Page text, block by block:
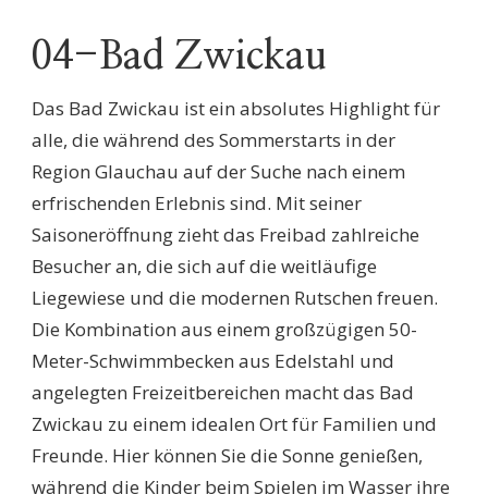
04-Bad Zwickau
Das Bad Zwickau ist ein absolutes Highlight für
alle, die während des Sommerstarts in der
Region Glauchau auf der Suche nach einem
erfrischenden Erlebnis sind. Mit seiner
Saisoneröffnung zieht das Freibad zahlreiche
Besucher an, die sich auf die weitläufige
Liegewiese und die modernen Rutschen freuen.
Die Kombination aus einem großzügigen 50-
Meter-Schwimmbecken aus Edelstahl und
angelegten Freizeitbereichen macht das Bad
Zwickau zu einem idealen Ort für Familien und
Freunde. Hier können Sie die Sonne genießen,
während die Kinder beim Spielen im Wasser ihre